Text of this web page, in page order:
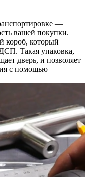
—
вашей покупки.
короб, который
Такая упаковка,
дверь, и позволяет
с помощью